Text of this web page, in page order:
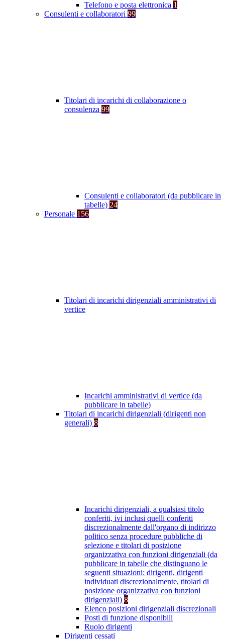
Telefono e posta elettronica 1
Consulenti e collaboratori 99
Titolari di incarichi di collaborazione o
consulenza 99
Consulenti e collaboratori (da pubblicare in
tabelle) 24
Personale 156
Titolari di incarichi dirigenziali amministrativi di
vertice
Incarichi amministrativi di vertice (da
pubblicare in tabelle)
Titolari di incarichi dirigenziali (dirigenti non
generali) 8
Incarichi dirigenziali, a qualsiasi titolo
conferiti, ivi inclusi quelli conferiti
discrezionalmente dall'organo di indirizzo
politico senza procedure pubbliche di
selezione e titolari di posizione
organizzativa con funzioni dirigenziali (da
pubblicare in tabelle che distinguano le
seguenti situazioni: dirigenti, dirigenti
individuati discrezionalmente, titolari di
posizione organizzativa con funzioni
dirigenziali) 8
Elenco posizioni dirigenziali discrezionali
Posti di funzione disponibili
Ruolo dirigenti
Dirigenti cessati